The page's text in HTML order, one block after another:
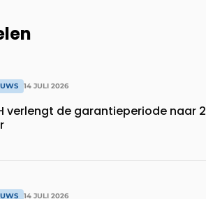
14 JULI 2026
verlengt de garantieperiode naar 2
14 JULI 2026